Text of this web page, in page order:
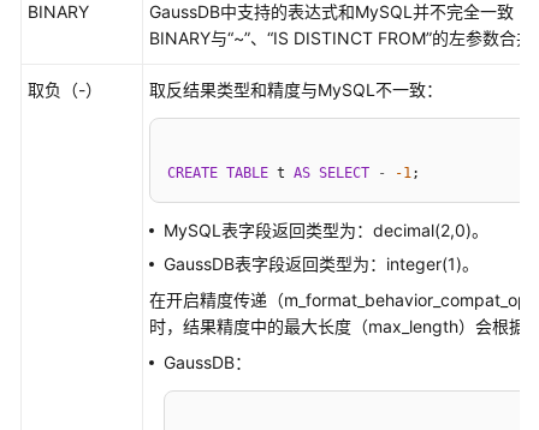
排
序
则
SQL
驱
动
BINARY
GaussDB中支持的表达式和MySQL并不完全一致
BINARY与“~”、“IS DISTINCT FROM”的左参数合
取负（-） 取反结果类型和精度与MySQL不一致：
CREATE TABLE t AS SELECT - -1;
MySQL表字段返回类型为：decimal(2,0)。
GaussDB表字段返回类型为：integer(1)。
在开启精度传递（
时，结果精度中的最大长度（max_length）会根据
GaussDB：